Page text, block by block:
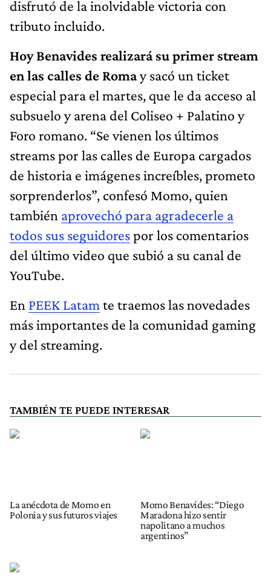
disfrutó de la inolvidable victoria con
tributo incluido.
Hoy Benavides realizará su primer stream
en las calles de Romay sacó un ticket
especial para el martes, que le da acceso al
subsuelo y arena del Coliseo + Palatino y
Foro romano. “Se vienen los últimos
streams por las calles de Europa cargados
de historia e imágenes increíbles, prometo
sorprenderlos”, confesó Momo, quien
también aprovechó para agradecerle a
todos sus seguidorespor los comentarios
del último video que subió a su canal de
YouTube.
En PEEK Latam te traemos las novedades
más importantes de la comunidad gaming
y del streaming.
TAMBIÉN TE PUEDE INTERESAR
La anécdota de Momo en
Polonia y sus futuros viajes
Momo Benavides: “Diego
Maradona hizo sentir
napolitano a muchos
argentinos”